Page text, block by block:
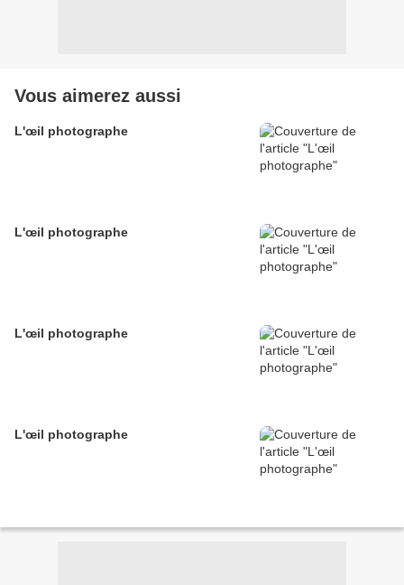
Vous aimerez aussi
L'œil photographe
L'œil photographe
L'œil photographe
L'œil photographe